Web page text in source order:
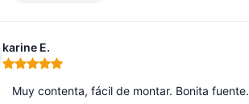
karine E.
Nota: 5 de 5
Muy contenta, fácil de montar. Bonita fuente.